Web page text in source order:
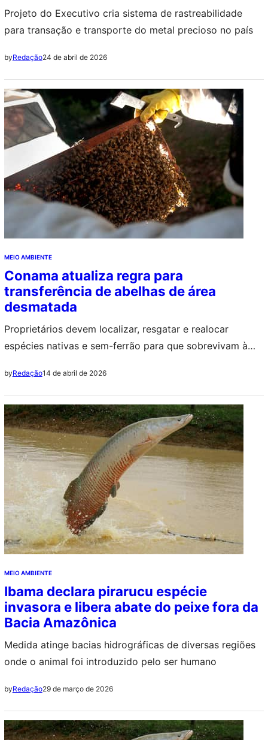
Projeto do Executivo cria sistema de rastreabilidade
para transação e transporte do metal precioso no país
byRedação24 de abril de 2026
MEIO AMBIENTE
Conama atualiza regra para
transferência de abelhas de área
desmatada
Proprietários devem localizar, resgatar e realocar
espécies nativas e sem-ferrão para que sobrevivam à
byRedação14 de abril de 2026
MEIO AMBIENTE
Ibama declara pirarucu espécie
invasora e libera abate do peixe fora da
Bacia Amazônica
Medida atinge bacias hidrográficas de diversas regiões
onde o animal foi introduzido pelo ser humano
byRedação29 de março de 2026